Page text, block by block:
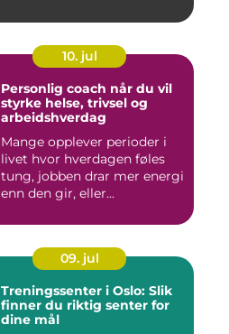
10. jul
Personlig coach når du vil
styrke helse, trivsel og
arbeidshverdag
Mange opplever perioder i
livet hvor hverdagen føles
tung, jobben drar mer energi
enn den gir, eller...
09. jul
Treningssenter i Oslo: Slik
finner du riktig senter for
dine mål